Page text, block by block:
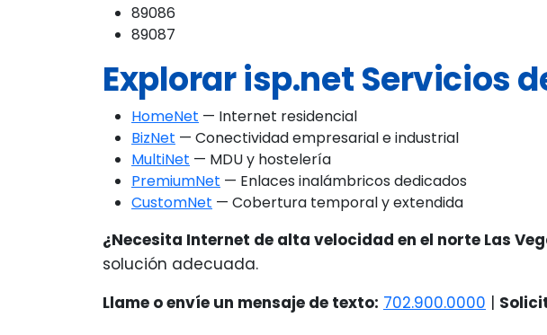
89086
89087
Explorar isp.net Servicios
HomeNet — Internet residencial
BizNet — Conectividad empresarial e industrial
MultiNet — MDU y hostelería
PremiumNet — Enlaces inalámbricos dedicados
CustomNet — Cobertura temporal y extendida
¿Necesita Internet de alta velocidad en el norte Las
solución adecuada.
Llame o envíe un mensaje de texto: 702.900.0000 |